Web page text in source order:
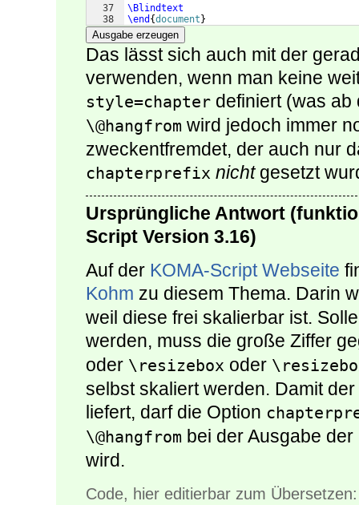
37
38
\Blindtext
\end {document }
Ausgabe erzeugen
Das lässt sich auch mit der
verwenden, wenn man keine
style=chapter definiert (was ab
\@hangfrom wird jedoch immer
zweckentfremdet, der auch nur
chapterprefix nichtgesetzt
Ursprüngliche Antwort
Script Version 3.16)
Auf der KOMA-Script Webseite
Kohm zu diesem Thema. Darin
weil diese frei skalierbar ist.
werden, muss die große Ziffer
oder \resizebox oder
selbst skaliert werden. Damit
liefert, darf die Option
\@hangfrom bei der Ausgabe
wird.
Code, hier editierbar zum Übersetzen: